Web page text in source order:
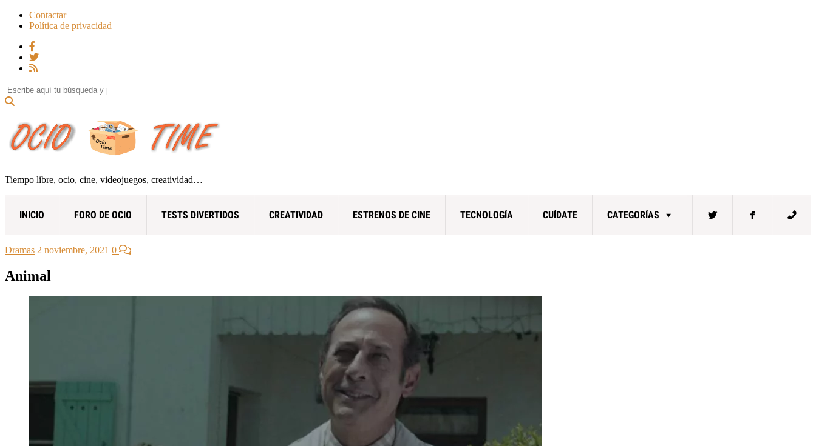
Contactar
Política de privacidad
Search for:
Tiempo libre, ocio, cine, videojuegos, creatividad…
INICIO FORO DE OCIO TESTS DIVERTIDOS CREATIVIDAD ESTRENOS DE CINE TECNOLOGÍA CUÍDATE CATEGORÍAS
Dramas 2 noviembre, 2021 0
Animal